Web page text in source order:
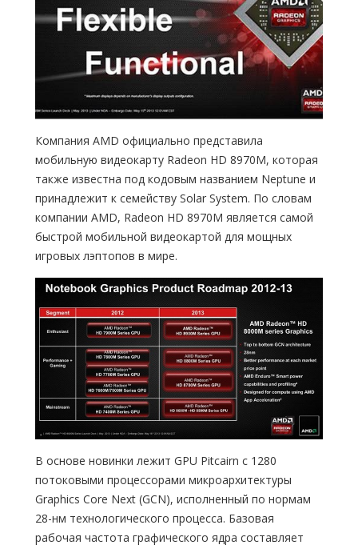
Компания AMD официально представила
мобильную видеокарту Radeon HD 8970M, которая
также известна под кодовым названием Neptune и
принадлежит к семейству Solar System. По словам
компании AMD, Radeon HD 8970M является самой
быстрой мобильной видеокартой для мощных
игровых лэптопов в мире.
В основе новинки лежит GPU Pitcairn с 1280
потоковыми процессорами микроархитектуры
Graphics Core Next (GCN), исполненный по нормам
28-нм технологического процесса. Базовая
рабочая частота графического ядра составляет